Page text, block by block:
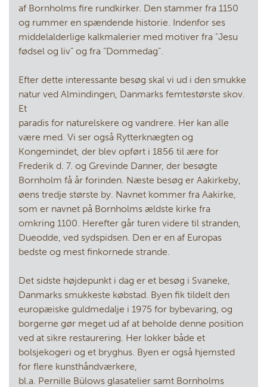
af Bornholms fire rundkirker. Den stammer fra 1150
og rummer en spændende historie. Indenfor ses
middelalderlige kalkmalerier med motiver fra ”Jesu
fødsel og liv” og fra ”Dommedag”.
Efter dette interessante besøg skal vi ud i den smukke
natur ved Almindingen, Danmarks femtestørste skov.
Et
paradis for naturelskere og vandrere. Her kan alle
være med. Vi ser også Rytterknægten og
Kongemindet, der blev opført i 1856 til ære for
Frederik d. 7. og Grevinde Danner, der besøgte
Bornholm få år forinden. Næste besøg er Aakirkeby,
øens tredje største by. Navnet kommer fra Aakirke,
som er navnet på Bornholms ældste kirke fra
omkring 1100. Herefter går turen videre til stranden,
Dueodde, ved sydspidsen. Den er en af Europas
bedste og mest finkornede strande.
Det sidste højdepunkt i dag er et besøg i Svaneke,
Danmarks smukkeste købstad. Byen fik tildelt den
europæiske guldmedalje i 1975 for bybevaring, og
borgerne gør meget ud af at beholde denne position
ved at sikre restaurering. Her lokker både et
bolsjekogeri og et bryghus. Byen er også hjemsted
for flere kunsthåndværkere,
bl.a. Pernille Bülows glasatelier samt Bornholms